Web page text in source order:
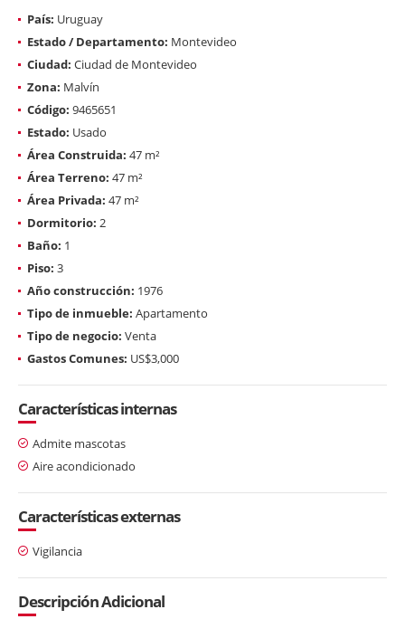
País: Uruguay
Estado / Departamento: Montevideo
Ciudad: Ciudad de Montevideo
Zona: Malvín
Código: 9465651
Estado: Usado
Área Construida: 47 m²
Área Terreno: 47 m²
Área Privada: 47 m²
Dormitorio: 2
Baño: 1
Piso: 3
Año construcción: 1976
Tipo de inmueble: Apartamento
Tipo de negocio: Venta
Gastos Comunes: US$3,000
Características internas
Admite mascotas
Aire acondicionado
Características externas
Vigilancia
Descripción Adicional